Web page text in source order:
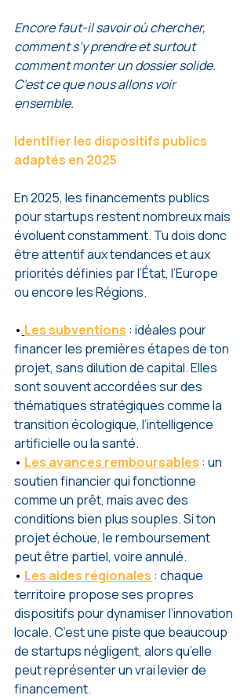
Encore faut-il savoir où chercher,
comment s’y prendre et surtout
comment monter un dossier solide.
C’est ce que nous allons voir
ensemble.
Identifier les dispositifs publics
adaptés en 2025
En 2025, les financements publics
pour startups restent nombreux mais
évoluent constamment. Tu dois donc
être attentif aux tendances et aux
priorités définies par l’État, l’Europe
ou encore les Régions.
• Les subventions : idéales pour
financer les premières étapes de ton
projet, sans dilution de capital. Elles
sont souvent accordées sur des
thématiques stratégiques comme la
transition écologique, l’intelligence
artificielle ou la santé.
• Les avances remboursables : un
soutien financier qui fonctionne
comme un prêt, mais avec des
conditions bien plus souples. Si ton
projet échoue, le remboursement
peut être partiel, voire annulé.
• Les aides régionales : chaque
territoire propose ses propres
dispositifs pour dynamiser l’innovation
locale. C’est une piste que beaucoup
de startups négligent, alors qu’elle
peut représenter un vrai levier de
financement.